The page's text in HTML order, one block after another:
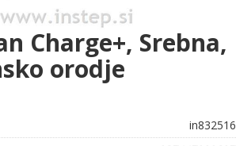
Charge+, Srebna,
orodje
in832516